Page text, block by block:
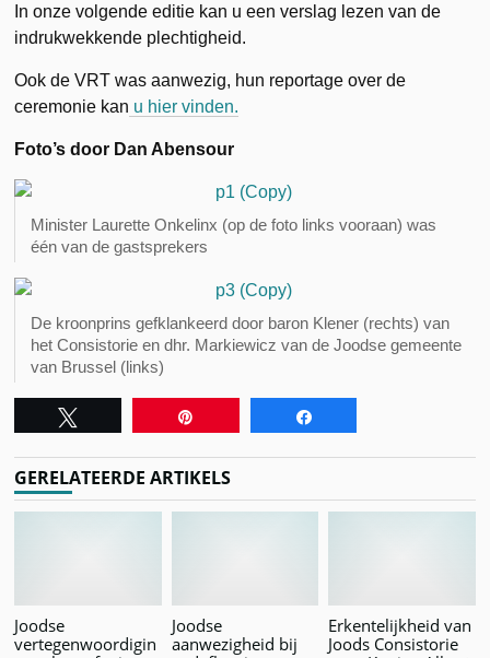
In onze volgende editie kan u een verslag lezen van de
indrukwekkende plechtigheid.
Ook de VRT was aanwezig, hun reportage over de
ceremonie kan u hier vinden.
Foto’s door Dan Abensour
Minister Laurette Onkelinx (op de foto links vooraan) was
één van de gastsprekers
De kroonprins gefklankeerd door baron Klener (rechts) van
het Consistorie en dhr. Markiewicz van de Joodse gemeente
van Brussel (links)
GERELATEERDE ARTIKELS
Joodse
vertegenwoordigin
Joodse
aanwezigheid bij
Erkentelijkheid van
Joods Consistorie